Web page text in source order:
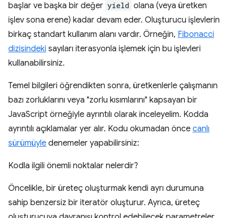
başlar ve başka bir değer yield olana (veya üretken
işlev sona erene) kadar devam eder. Oluşturucu işlevlerin
birkaç standart kullanım alanı vardır. Örneğin, Fibonacci
dizisindeki sayıları iterasyonla işlemek için bu işlevleri
kullanabilirsiniz.
Temel bilgileri öğrendikten sonra, üretkenlerle çalışmanın
bazı zorluklarını veya "zorlu kısımlarını" kapsayan bir
JavaScript örneğiyle ayrıntılı olarak inceleyelim. Kodda
ayrıntılı açıklamalar yer alır. Kodu okumadan önce canlı
sürümüyle denemeler yapabilirsiniz:
Kodla ilgili önemli noktalar nelerdir?
Öncelikle, bir üreteç oluşturmak kendi ayrı durumuna
sahip benzersiz bir iteratör oluşturur. Ayrıca, üreteç